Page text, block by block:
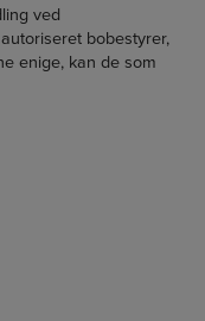
ved
bobestyrer,
enige, kan de som